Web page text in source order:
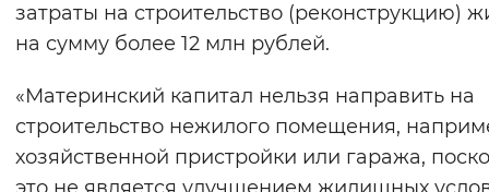
затраты на строительство (реконструкцию)
на сумму более 12 млн рублей.
«Материнский капитал нельзя направить на
строительство нежилого помещения,
хозяйственной пристройки или гаража,